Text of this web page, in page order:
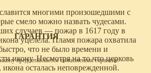
ГАРАНТИЯ
предоставляется пожизненная гарантия.
многими произошедшими с
смело можно назвать чудесами.
случаев — пожар в 1617 году в
уцелела. Пламя пожара охватила
что не было времени и
икону. Несмотря на то что церковь
осталась неповрежденной.